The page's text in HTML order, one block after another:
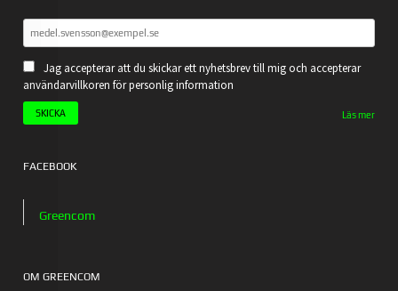
Jag accepterar att du skickar ett nyhetsbrev till mig och accepterar
användarvillkoren för personlig information
Läs mer
FACEBOOK
Greencom
OM GREENCOM